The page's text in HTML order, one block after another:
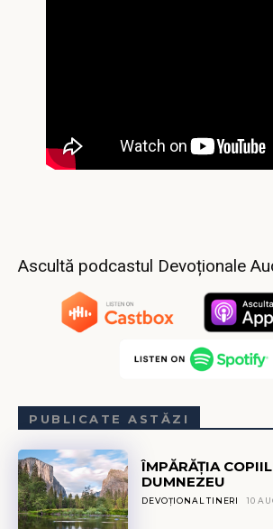
Ascultă podcastul Devoționale
PUBLICATE ASTĂZI
ÎMPĂRĂȚIA
DUMNEZEU
DEVOȚIONAL TINERI 10